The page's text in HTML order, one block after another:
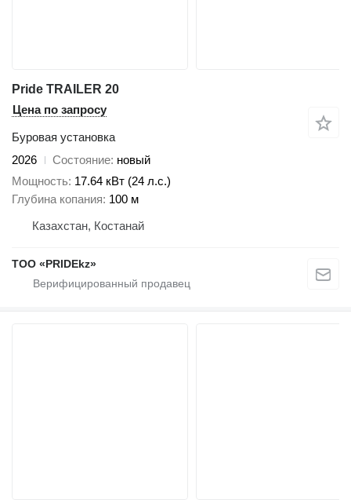
Pride TRAILER 20
Цена по запросу
Буровая установка
2026
Состояние новый
Мощность 17.64 кВт (24 л.с.)
Глубина копания 100 м
Казахстан, Костанай
ТОО «PRIDEkz»